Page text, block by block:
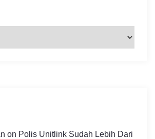
on Polis Unitlink Sudah Lebih Dari